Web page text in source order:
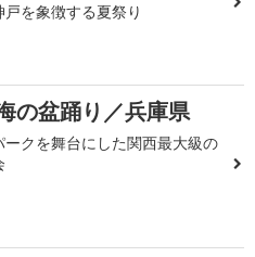
戸を象徴する夏祭り
の盆踊り／兵庫県
ークを舞台にした関西最大級の